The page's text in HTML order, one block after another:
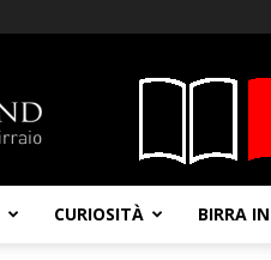
CURIOSITÀ BIRRA